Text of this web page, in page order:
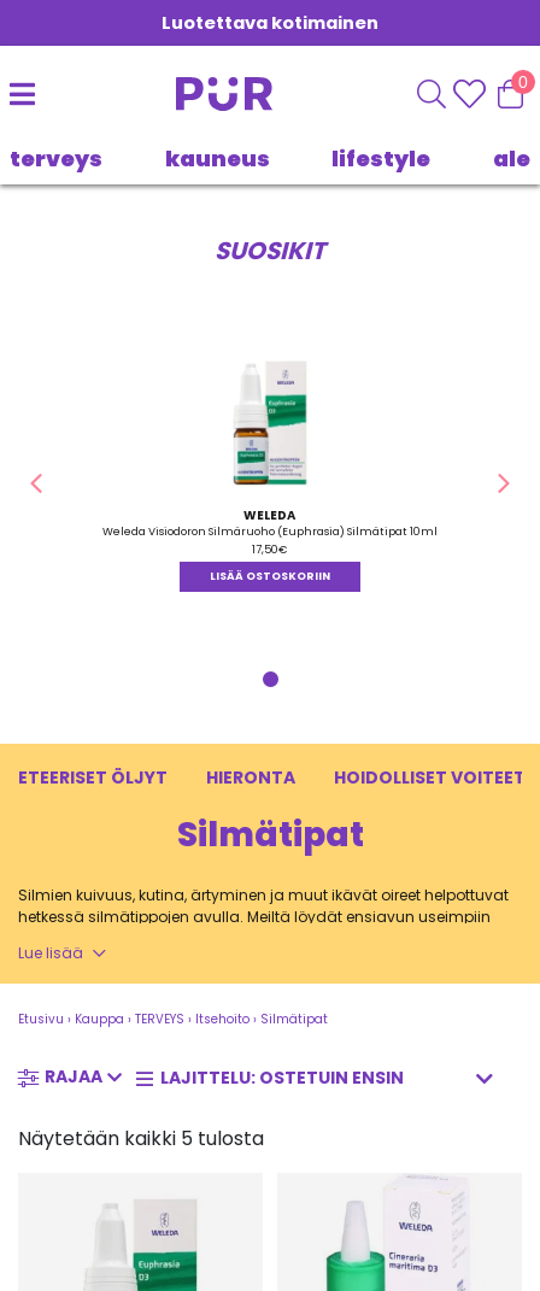
Luotettava kotimainen
0
terveys kauneus lifestyle ale
SUOSIKIT
WELEDA
Weleda Visiodoron Silmäruoho (Euphrasia) Silmätipat 10ml
17,50€
LISÄÄ OSTOSKORIIN
Edellinen
ETEERISET ÖLJYT HIERONTA HOIDOLLISET VOITEET
Silmätipat
Silmien kuivuus, kutina, ärtyminen ja muut ikävät oireet helpottuvat
hetkessä silmätippojen avulla. Meiltä löydät ensiavun useimpiin
silmät
altistavia tekijöitä ovat muun muassa ilmastointi, savut, pölyt ja
pakkanen sekä kuiva huoneilma. Meiltä löydät laadukkaat ja
luonnolliset tuotteet kosteuttamaan silmiä sekä helpottamaan
-brändin tuotteita, joista
löydät vaihtoehdot niin punertaville ja rasittuneille silmille kuin
sidekalvontulehduksen oireisiin tai lieviin tapaturmista
aiheutuneisiin vammoihin.
Dr. Reckeweginsilmätipoista voit
saada apua myös silmien samentumiseen tai luomitulehduksiin.
Lue lisää
Etusivu › Kauppa › TERVEYS › Itsehoito › Silmätipat
RAJAA
Näytetään kaikki 5 tulosta